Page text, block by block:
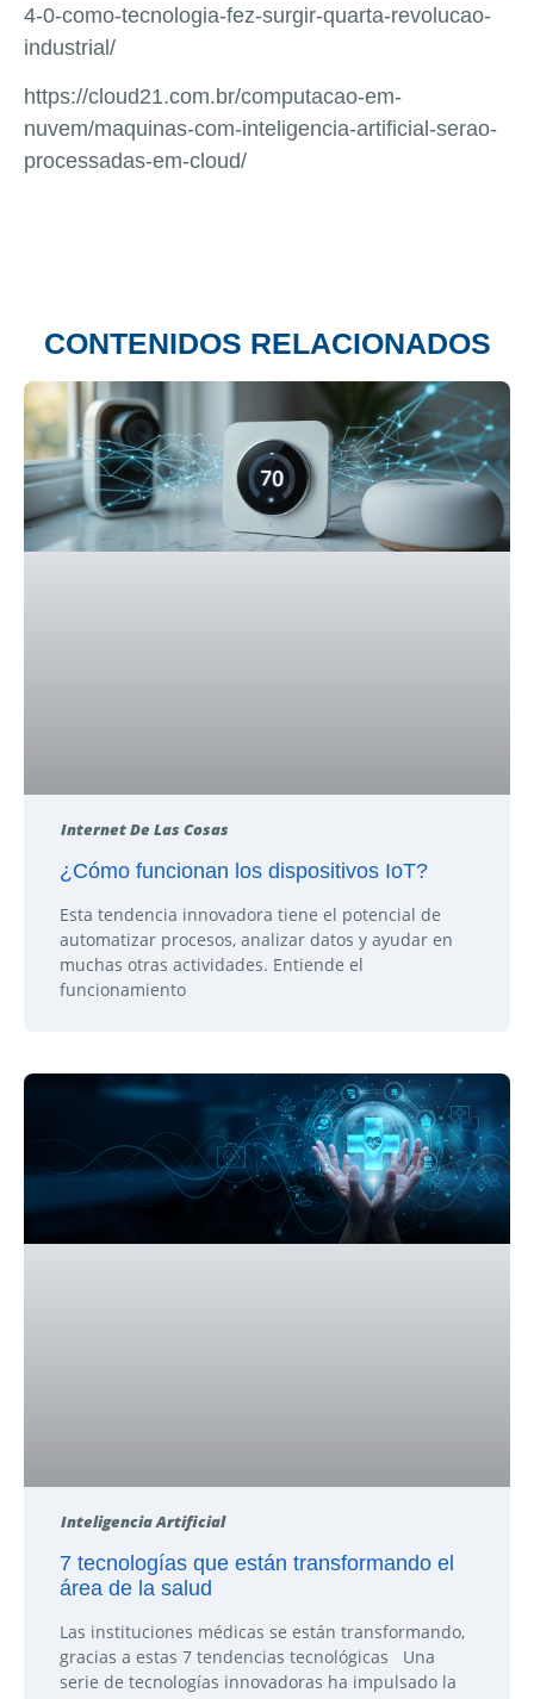
4-0-como-tecnologia-fez-surgir-quarta-revolucao-
industrial/
https://cloud21.com.br/computacao-em-
nuvem/maquinas-com-inteligencia-artificial-serao-
processadas-em-cloud/
CONTENIDOS RELACIONADOS
Internet De Las Cosas
¿Cómo funcionan los dispositivos IoT?
Esta tendencia innovadora tiene el potencial de
automatizar procesos, analizar datos y ayudar en
muchas otras actividades. Entiende el
funcionamiento
Inteligencia Artificial
7 tecnologías que están transformando el
área de la salud
Las instituciones médicas se están transformando,
gracias a estas 7 tendencias tecnológicas Una
serie de tecnologías innovadoras ha impulsado la